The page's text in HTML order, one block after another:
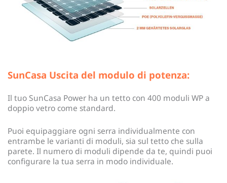
SunCasa Uscita del modulo di potenza:
Il tuo SunCasa Power ha un tetto con 400 moduli WP a
doppio vetro come standard.
Puoi equipaggiare ogni serra individualmente con
entrambe le varianti di moduli, sia sul tetto che sulla
parete. Il numero di moduli dipende da te, quindi puoi
configurare la tua serra in modo individuale.